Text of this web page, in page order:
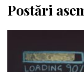
Postări